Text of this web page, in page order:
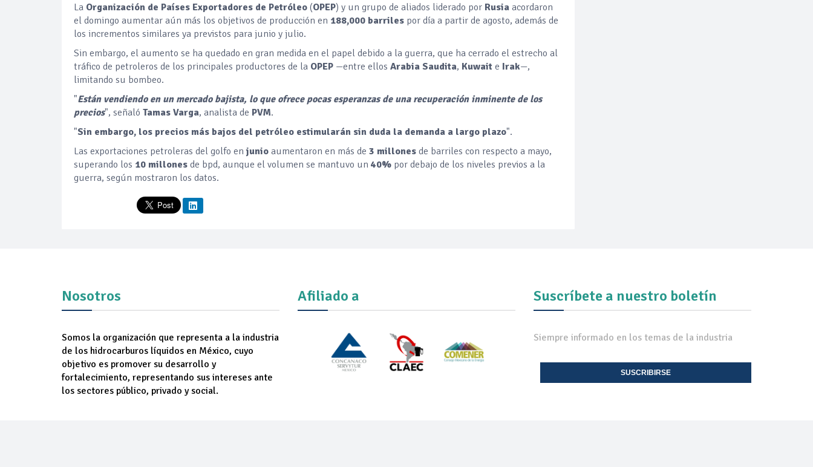
La Organización de Países Exportadores de Petróleo (OPEP) y un grupo de aliados liderado por Rusia acordaron
el domingo aumentar aún más los objetivos de producción en 188,000 barriles por día a partir de agosto, además de
los incrementos similares ya previstos para junio y julio.
Sin embargo, el aumento se ha quedado en gran medida en el papel debido a la guerra, que ha cerrado el estrecho al
tráfico de petroleros de los principales productores de la OPEP —entre ellos Arabia Saudita, Kuwait e Irak—,
limitando su bombeo.
"Están vendiendo en un mercado bajista, lo que ofrece pocas esperanzas de una recuperación inminente de los
precios", señaló Tamas Varga, analista de PVM.
"Sin embargo, los precios más bajos del petróleo estimularán sin duda la demanda a largo plazo".
Las exportaciones petroleras del golfo enjunio aumentaron en más de 3 millones de barriles con respecto a mayo,
superando los 10 millones de bpd, aunque el volumen se mantuvo un 40% por debajo de los niveles previos a la
guerra, según mostraron los datos.
Nosotros
Somos la organización que representa a la industria
de los hidrocarburos líquidos en México, cuyo
objetivo es promover su desarrollo y
fortalecimiento, representando sus intereses ante
los sectores público, privado y social.
Afiliado a Suscríbete a nuestro boletín
Siempre informado en los temas de la industria
SUSCRIBIRSE